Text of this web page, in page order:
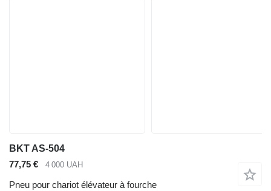
BKT AS-504
77,75 €
4 000 UAH
Pneu pour chariot élévateur à fourche